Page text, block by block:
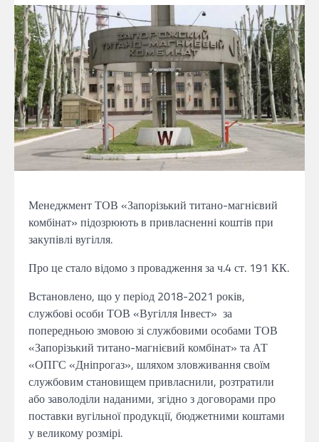
Менеджмент ТОВ «Запорізький титано-магнієвий
комбінат» підозрюють в привласненні коштів при
закупівлі вугілля.
Про це стало відомо з провадження за ч.4 ст. 191 КК.
Встановлено, що у період 2018-2021 років,
службові особи ТОВ «Вугілля Інвест» за
попередньою змовою зі службовими особами ТОВ
«Запорізький титано-магнієвий комбінат» та АТ
«ОПГС «Дніпрогаз», шляхом зловживання своїм
службовим становищем привласнили, розтратили
або заволоділи наданими, згідно з договорами про
поставки вугільної продукції, бюджетними коштами
у великому розмірі.